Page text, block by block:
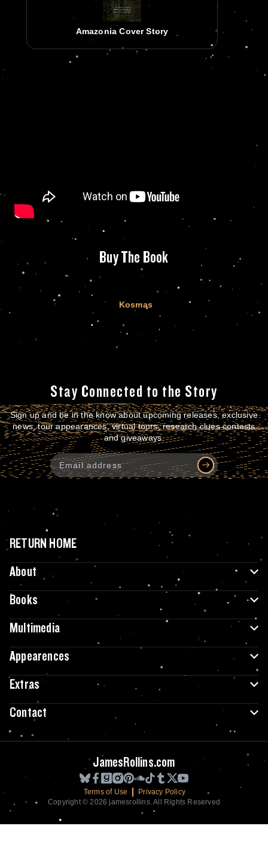
Amazonia Cover Story
Buy The Book
Kosmas
Stay Connected to the Story
Sign up and be in the know about upcoming releases, exclusive
news, tour appearances, virtual tours, research clues contests
and giveaways.
RETURN HOME
About
Books
Multimedia
Appearences
Extras
Contact
JamesRollins.com
Terms of Use
Privacy Policy
Copyright © 2026 jamesrollins. All Rights Reserved